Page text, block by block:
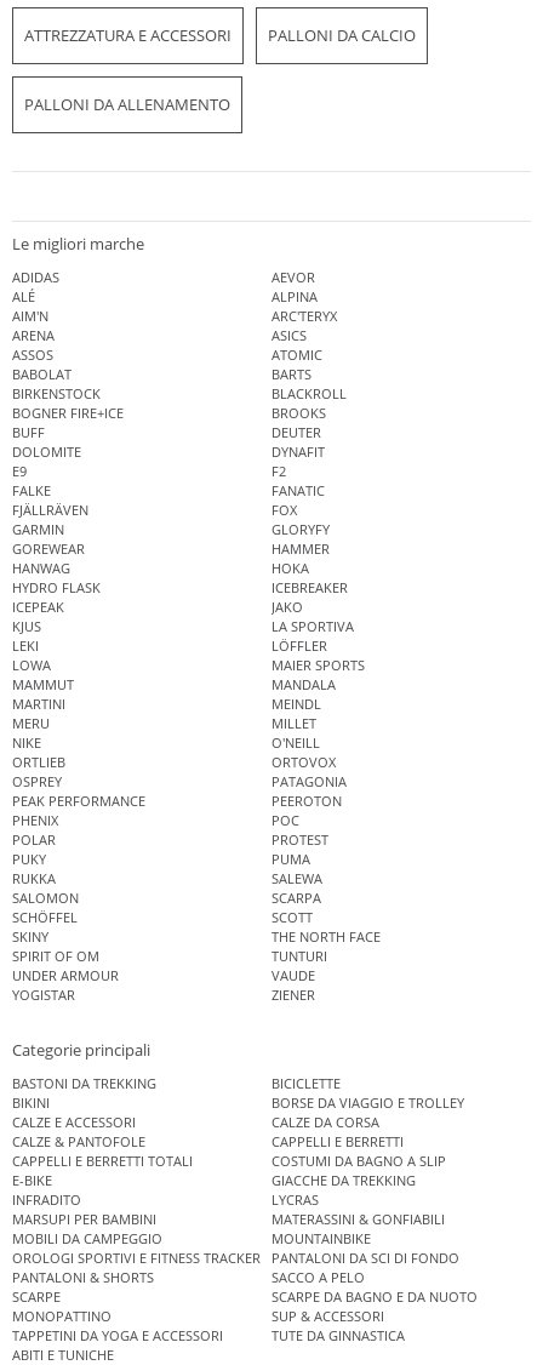
ATTREZZATURA E ACCESSORI PALLONI DA CALCIO
PALLONI DA ALLENAMENTO
Le migliori marche
ADIDAS
AEVOR
ALÉ
ALPINA
AIM'N
ARC'TERYX
ARENA
ASICS
ASSOS
ATOMIC
BABOLAT
BARTS
BIRKENSTOCK
BLACKROLL
BOGNER FIRE+ICE
BROOKS
BUFF
DEUTER
DOLOMITE
DYNAFIT
E9
F2
FALKE
FANATIC
FJÄLLRÄVEN
FOX
GARMIN
GLORYFY
GOREWEAR
HAMMER
HANWAG
HOKA
HYDRO FLASK
ICEBREAKER
ICEPEAK
JAKO
KJUS
LA SPORTIVA
LEKI
LÖFFLER
LOWA
MAIER SPORTS
MAMMUT
MANDALA
MARTINI
MEINDL
MERU
MILLET
NIKE
O'NEILL
ORTLIEB
ORTOVOX
OSPREY
PATAGONIA
PEAK PERFORMANCE
PEEROTON
PHENIX
POC
POLAR
PROTEST
PUKY
PUMA
RUKKA
SALEWA
SALOMON
SCARPA
SCHÖFFEL
SCOTT
SKINY
THE NORTH FACE
SPIRIT OF OM
TUNTURI
UNDER ARMOUR
VAUDE
YOGISTAR
ZIENER
Categorie principali
BASTONI DA TREKKING
BICICLETTE
BIKINI
BORSE DA VIAGGIO E TROLLEY
CALZE E ACCESSORI
CALZE DA CORSA
CALZE & PANTOFOLE
CAPPELLI E BERRETTI
CAPPELLI E BERRETTI TOTALI
COSTUMI DA BAGNO A SLIP
E-BIKE
GIACCHE DA TREKKING
INFRADITO
LYCRAS
MARSUPI PER BAMBINI
MATERASSINI & GONFIABILI
MOBILI DA CAMPEGGIO
MOUNTAINBIKE
OROLOGI SPORTIVI E FITNESS TRACKER
PANTALONI DA SCI DI FONDO
PANTALONI & SHORTS
SACCO A PELO
SCARPE
SCARPE DA BAGNO E DA NUOTO
MONOPATTINO
SUP & ACCESSORI
TAPPETINI DA YOGA E ACCESSORI
TUTE DA GINNASTICA
ABITI E TUNICHE